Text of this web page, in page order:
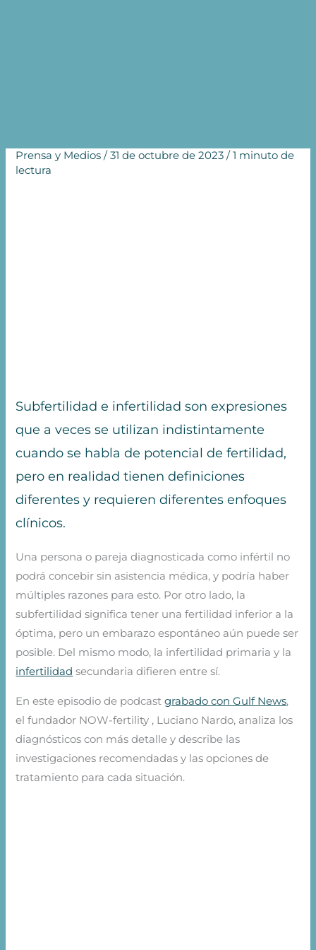
Prensa y Medios /31 de octubre de 2023/1 minuto de
lectura
Subfertilidad e infertilidad son expresiones
que a veces se utilizan indistintamente
cuando se habla de potencial de fertilidad,
pero en realidad tienen definiciones
diferentes y requieren diferentes enfoques
clínicos.
Una persona o pareja diagnosticada como infértil no
podrá concebir sin asistencia médica, y podría haber
múltiples razones para esto. Por otro lado, la
subfertilidad significa tener una fertilidad inferior a la
óptima, pero un embarazo espontáneo aún puede ser
posible. Del mismo modo, la infertilidad primaria y la
infertilidad secundaria difieren entre sí.
En este episodio de podcastgrabado con Gulf News,
el fundador NOW-fertility , Luciano Nardo, analiza los
diagnósticos con más detalle y describe las
investigaciones recomendadas y las opciones de
tratamiento para cada situación.